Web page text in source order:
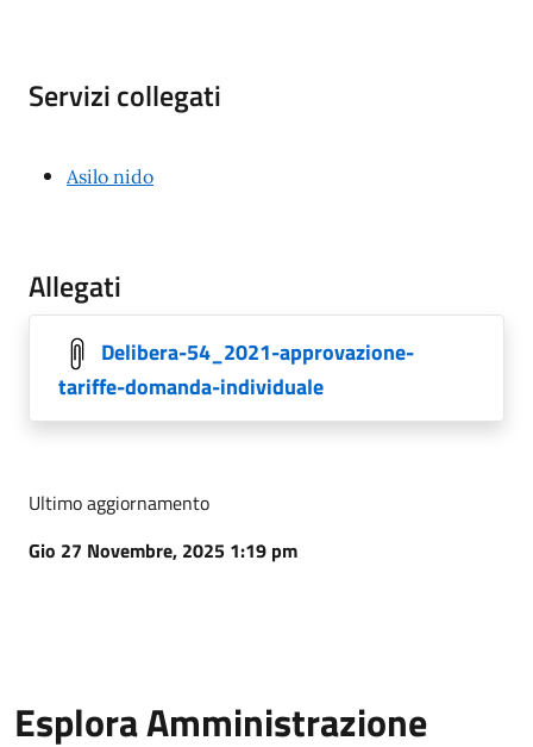
Servizi collegati
Asilo nido
Allegati
Delibera-54_2021-approvazione-
tariffe-domanda-individuale
Ultimo aggiornamento
Gio 27 Novembre, 2025 1:19 pm
Esplora Amministrazione